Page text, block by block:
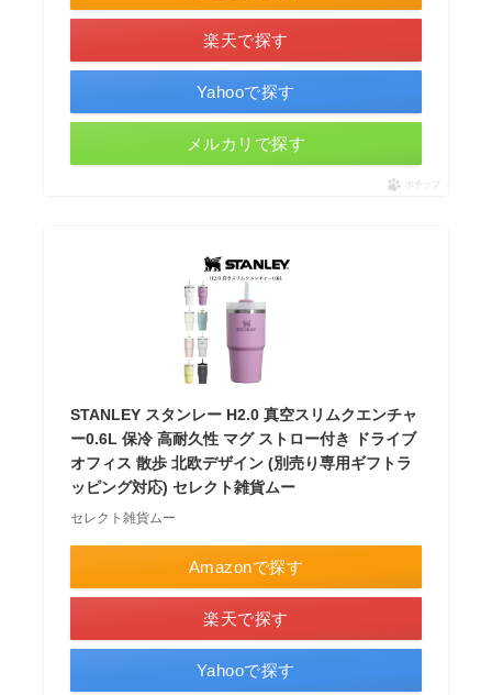
楽天で探す
Yahooで探す
メルカリで探す
ポチップ
STANLEY スタンレー H2.0 真空スリムクエンチャ
ー0.6L 保冷 高耐久性 マグ ストロー付き ドライブ
オフィス 散歩 北欧デザイン (別売り専用ギフトラ
ッピング対応) セレクト雑貨ムー
セレクト雑貨ムー
Amazonで探す
楽天で探す
Yahooで探す